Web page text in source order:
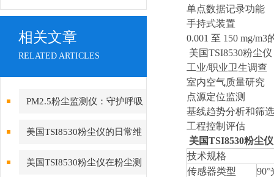
相关文章
RELATED ARTICLES
PM2.5粉尘监测仪：守护呼吸
健康的“空气哨兵”
美国TSI8530粉尘仪的日常维
护与保养指南
美国TSI8530粉尘仪在粉尘测
单点数据记录功能
手持式装置
0.001 至 150 mg/
美国TSI8530粉尘
工业/职业卫生调查
室内空气质量研究
点源定位监测
基线趋势分析和筛选
工程控制评估
美国TSI8530粉尘仪
技术规格
传感器类型